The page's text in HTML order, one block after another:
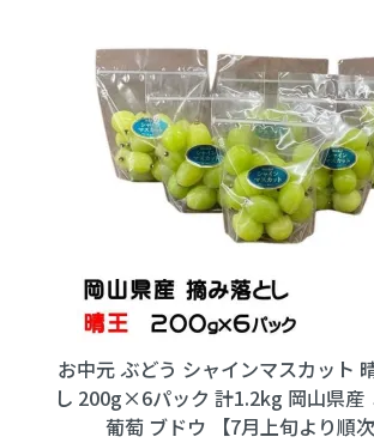
お中元 ぶどう シャインマスカット
し 200g×6パック 計1.2kg 岡山県産
葡萄 ブドウ 【7月上旬より順次